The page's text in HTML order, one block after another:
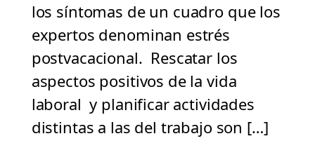
los síntomas de un cuadro que los
expertos denominan estrés
postvacacional. Rescatar los
aspectos positivos de la vida
laboral y planificar actividades
distintas a las del trabajo son […]